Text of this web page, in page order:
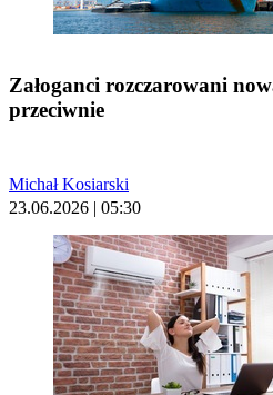
Załoganci rozczarowani
przeciwnie
Michał Kosiarski
23.06.2026 | 05:30